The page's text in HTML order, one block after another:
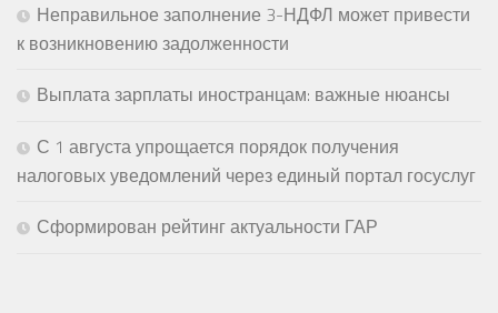
Неправильное заполнение 3-НДФЛ может привести
к возникновению задолженности
Выплата зарплаты иностранцам: важные нюансы
С 1 августа упрощается порядок получения
налоговых уведомлений через единый портал госуслуг
Сформирован рейтинг актуальности ГАР